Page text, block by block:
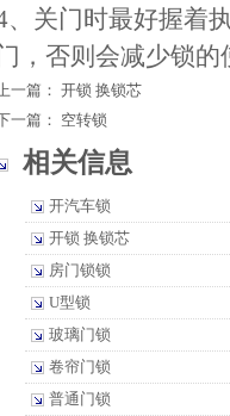
、关门时最好握着
，否则会减少锁的
一篇： 开锁 换锁芯
一篇： 空转锁
相关信息
开汽车锁
开锁 换锁芯
房门锁锁
U型锁
玻璃门锁
卷帘门锁
普通门锁